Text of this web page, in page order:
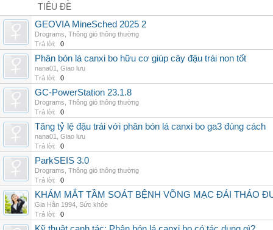
TIÊU ĐỀ
GEOVIA MineSched 2025 2
Drograms Thông gió thông thường
Trả lời:
0
Phân bón lá canxi bo hữu cơ giúp cây đậu trái non tốt
nana01
Giao lưu
Trả lời:
0
GC-PowerStation 23.1.8
Drograms Thông gió thông thường
Trả lời:
0
Tăng tỷ lệ đậu trái với phân bón lá canxi bo ga3 đúng cách
nana01
Giao lưu
Trả lời:
0
ParkSEIS 3.0
Drograms Thông gió thông thường
Trả lời:
0
KHÁM MẮT TẦM SOÁT BỆNH VÕNG MẠC ĐÁI THÁO
Gia Hân 1994 Sức khỏe
Trả lời:
0